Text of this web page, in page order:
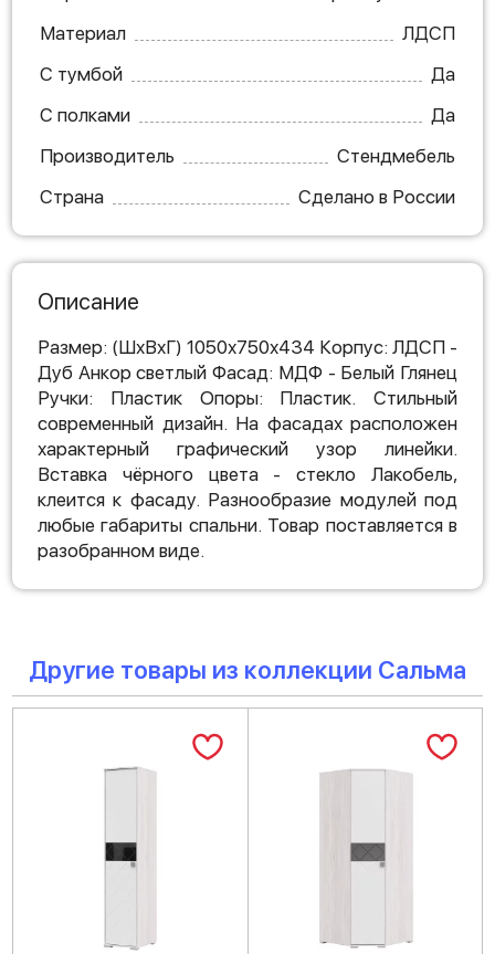
Материал
ЛДСП
С тумбой
Да
С полками
Да
Производитель
Стендмебель
Страна
Сделано в России
Описание
Размер: (ШхВхГ) 1050х750х434 Корпус: ЛДСП -
Дуб Анкор светлый Фасад: МДФ - Белый Глянец
Ручки: Пластик Опоры: Пластик. Стильный
современный дизайн. На фасадах расположен
характерный графический узор линейки.
Вставка чёрного цвета - стекло Лакобель,
клеится к фасаду. Разнообразие модулей под
любые габариты спальни. Товар поставляется в
разобранном виде.
Другие товары из коллекции Сальма